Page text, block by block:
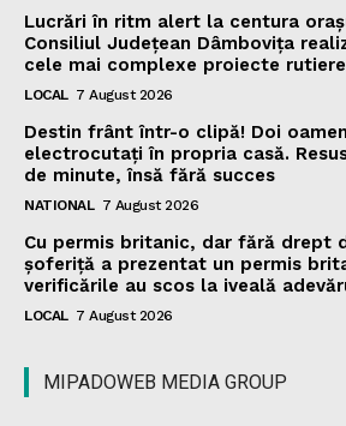
Lucrări în ritm alert la centura
Consiliul Județean Dâmbovița
cele mai complexe proiecte rutiere
LOCAL 7 August 2026
Destin frânt într-o clipă! Doi
electrocutați în propria casă.
de minute, însă fără succes
NATIONAL 7 August 2026
Cu permis britanic, dar fără drept
șoferiță a prezentat un permis
verificările au scos la iveală
LOCAL 7 August 2026
MIPADOWEB MEDIA GROUP